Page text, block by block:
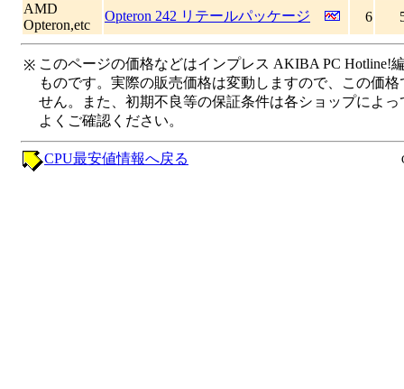
AMD
Opteron,etc
Opteron 242 リテールパッケージ 6
※ このページの価格などはインプレス AKIBA PC Hotline!
ものです。実際の販売価格は変動しますので、この価
せん。また、初期不良等の保証条件は各ショップによ
よくご確認ください。
CPU最安値情報へ戻る